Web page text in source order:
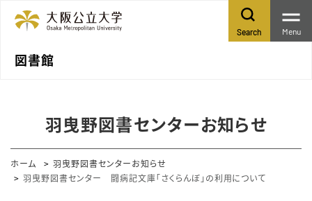
図書館
Search Menu
羽曳野図書センターお知らせ
ホーム
羽曳野図書センターお知らせ
羽曳野図書センター 闘病記文庫「さくらんぼ」の利用について